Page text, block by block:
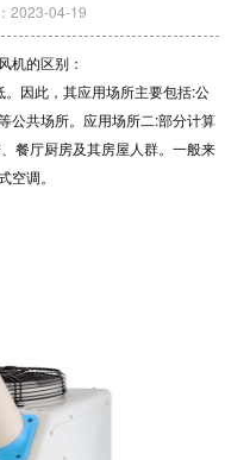
2023-04-19
机的区别：
因此，其应用场所主要包括:公
公共场所。应用场所二:部分计算
餐厅厨房及其房屋人群。一般来
调。